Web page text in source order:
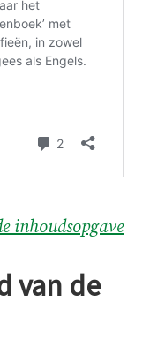
inhoudsopgave
van de